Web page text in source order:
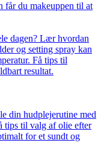
får du makeuppen til at
dagen? Lær hvordan
og setting spray kan
Få tips til
resultat.
din hudplejerutine med
tips til valg af olie efter
for et sundt og